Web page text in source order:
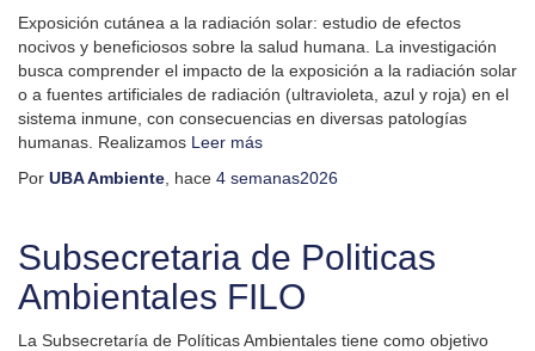
Exposición cutánea a la radiación solar: estudio de efectos
nocivos y beneficiosos sobre la salud humana. La investigación
busca comprender el impacto de la exposición a la radiación solar
o a fuentes artificiales de radiación (ultravioleta, azul y roja) en el
sistema inmune, con consecuencias en diversas patologías
humanas. Realizamos Leer más
Por UBA Ambiente , hace 4 semanas2026
Subsecretaria de Politicas
Ambientales FILO
La Subsecretaría de Políticas Ambientales tiene como objetivo